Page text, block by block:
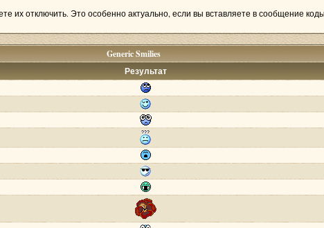
их отключить. Это особенно актуально, если вы вставляете в сообщение
Generic Smilies
Результат